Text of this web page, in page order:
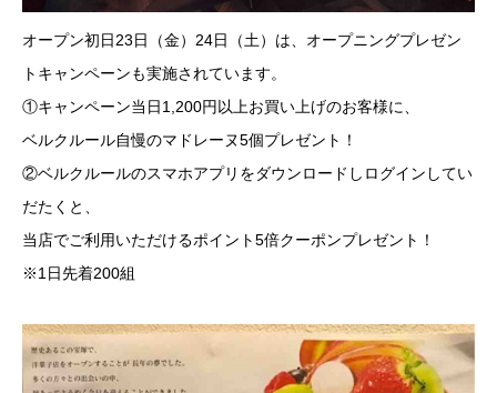
オープン初日23日（金）24日（土）は、オープニングプレゼン
トキャンペーンも実施されています。
①キャンペーン当日1,200円以上お買い上げのお客様に、
ベルクルール自慢のマドレーヌ5個プレゼント！
②ベルクルールのスマホアプリをダウンロードしログインしてい
だたくと、
当店でご利用いただけるポイント5倍クーポンプレゼント！
※1日先着200組